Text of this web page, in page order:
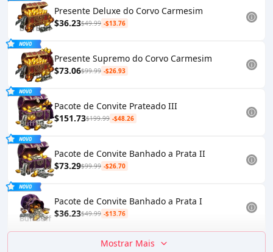
Presente Deluxe do Corvo Carmesim
$36.23$49.99 -$13.76
Presente Supremo do Corvo Carmesim
$73.06$99.99 -$26.93
Pacote de Convite Prateado III
$151.73$199.99 -$48.26
Pacote de Convite Banhado a Prata II
$73.29$99.99 -$26.70
Pacote de Convite Banhado a Prata I
$36.23$49.99 -$13.76
Mostrar Mais